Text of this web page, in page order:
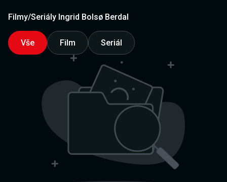
Filmy/Seriály Ingrid Bolsø Berdal
Vše Film Seriál